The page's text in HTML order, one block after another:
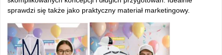
sprawdzi się także jako praktyczny materiał marketingowy.